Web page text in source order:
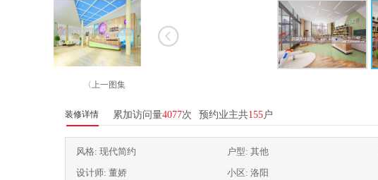
〈上一图集
装修详情 累加访问量4077次 预约业主共155户
风格: 现代简约 户型: 其他
设计师: 董娇
小区: 洛阳